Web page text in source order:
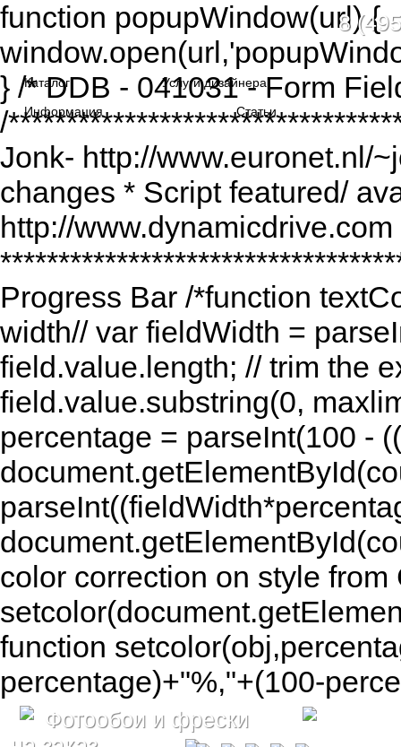
function popupWindow(url) {
} /* DDB - 041031 - Form
/
Jonk- http://www.euronet.nl/
changes * Script featured/
http://
Progress Bar /*function
width// var fieldWidth =
field.value.length; // trim the
field.value.substring(0,
percentage = parseInt(100 -
color correction on style
function
percentage)+"%,"+(100-
Фотообои и фрески
8
Каталог
Услуги дизайнера
Информация
Статьи